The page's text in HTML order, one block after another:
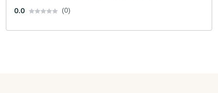
0.0
(0)